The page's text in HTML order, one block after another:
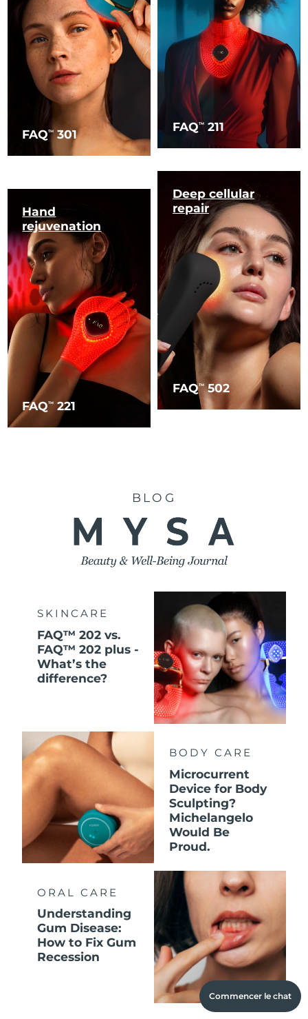
FAQTM 301
FAQTM 211
FAQTM 221
Hand
rejuvenation
FAQTM502
Deep cellular
repair
BLOG
SKINCARE
FAQ™ 202 vs.
FAQ™ 202 plus -
What’s the
difference?
BODY CARE
Microcurrent
Device for Body
Sculpting?
Michelangelo
Would Be
Proud.
ORAL CARE
Understanding
Gum Disease:
How to Fix Gum
Recession
Commencer le chat